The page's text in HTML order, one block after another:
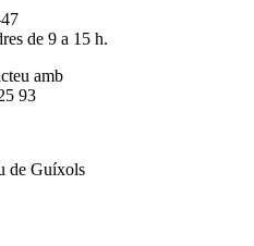
Girona, 45-47
de 9 a 15 h.
amb
93
de Guíxols